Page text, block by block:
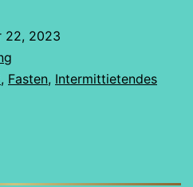
22, 2023
, Fasten, Intermittietendes